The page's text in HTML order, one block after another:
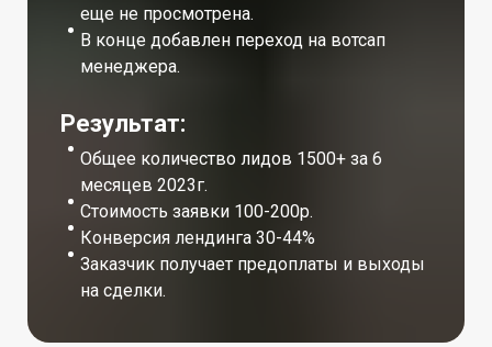
еще не просмотрена.
В конце добавлен переход на вотсап
менеджера.
Результат:
Общее количество лидов 1500+ за 6
месяцев 2023г.
Стоимость заявки 100-200р.
Конверсия лендинга 30-44%
Заказчик получает предоплаты и выходы
на сделки.